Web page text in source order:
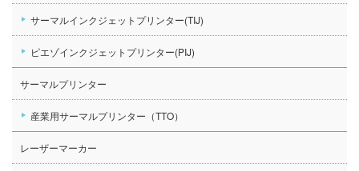
サーマルインクジェットプリンター(TIJ)
ピエゾインクジェットプリンター(PIJ)
サーマルプリンター
産業用サーマルプリンター（TTO）
レーザーマーカー